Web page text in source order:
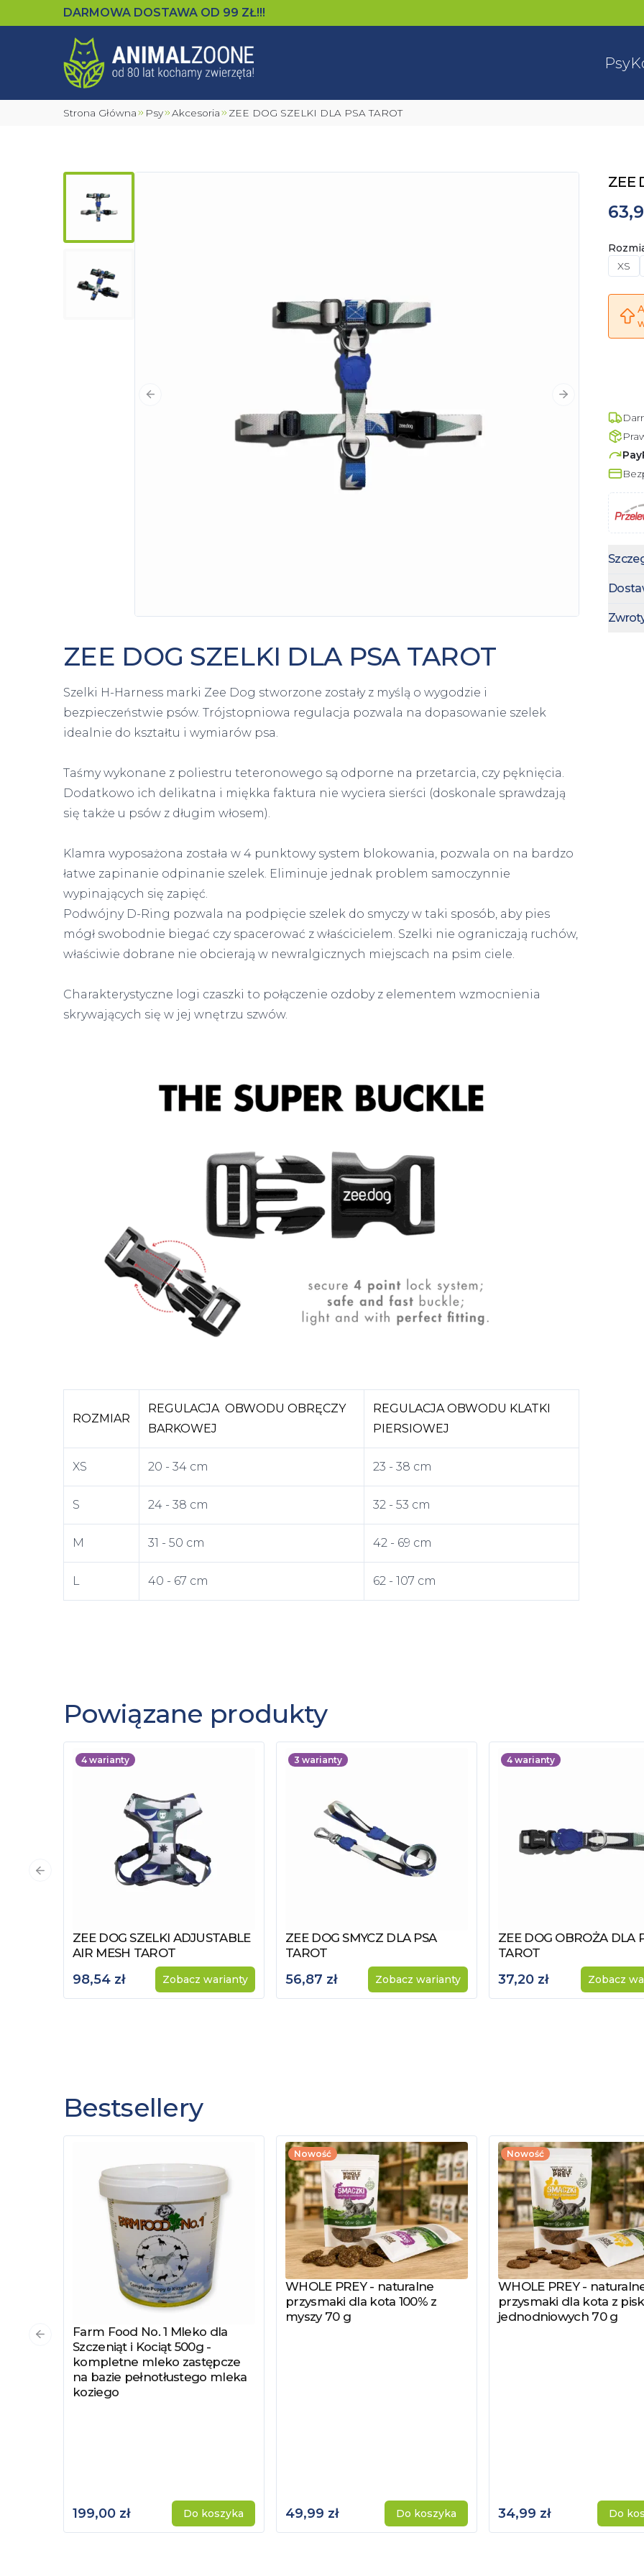
DARMOWA DOSTAWA OD 99 ZŁ!!!
Psy
Strona Główna Psy Akcesoria ZEE DOG SZELKI DLA PSA TAROT
Poprzedni slajd Następny slajd
ZEE
XS
ZEE DOG SZELKI DLA PSA TAROT
Szelki H-Harness marki Zee Dog stworzone zostały z myślą o wygodzie i
bezpieczeństwie psów. Trójstopniowa regulacja pozwala na dopasowanie szelek
idealnie do kształtu i wymiarów psa.
Taśmy wykonane z poliestru teteronowego są odporne na przetarcia, czy pęknięcia.
Dodatkowo ich delikatna i miękka faktura nie wyciera sierści (doskonale sprawdzają
się także u psów z długim włosem).
Klamra wyposażona została w 4 punktowy system blokowania, pozwala on na bardzo
łatwe zapinanie odpinanie szelek. Eliminuje jednak problem samoczynnie
wypinających się zapięć.
Podwójny D-Ring pozwala na podpięcie szelek do smyczy w taki sposób, aby pies
mógł swobodnie biegać czy spacerować z właścicielem. Szelki nie ograniczają ruchów,
właściwie dobrane nie obcierają w newralgicznych miejscach na psim ciele.
Charakterystyczne logi czaszki to połączenie ozdoby z elementem wzmocnienia
skrywających się w jej wnętrzu szwów.
ROZMIAR
REGULACJA OBWODU OBRĘCZY
BARKOWEJ
REGULACJA OBWODU KLATKI
PIERSIOWEJ
XS 20 - 34 cm 23 - 38 cm
S 24 - 38 cm 32 - 53 cm
M 31 - 50 cm 42 - 69 cm
L 40 - 67 cm 62 - 107 cm
Powiązane produkty
4 warianty
Zobacz produkt
ZEE DOG SZELKI ADJUSTABLE
AIR MESH TAROT
98,54 zł Zobacz warianty
3 warianty
Zobacz produkt
ZEE DOG SMYCZ DLA PSA
TAROT
56,87 zł Zobacz warianty
4 warianty
Zobacz produkt
ZEE DOG OBROŻA DLA
TAROT
37,20 zł Zobacz
Poprzedni slajd
Bestsellery
Zobacz produkt
Farm Food No. 1 Mleko dla
Szczeniąt i Kociąt 500g -
kompletne mleko zastępcze
na bazie pełnotłustego mleka
koziego
199,00 zł Do koszyka
Nowość
Zobacz produkt
WHOLE PREY - naturalne
przysmaki dla kota 100% z
myszy 70 g
49,99 zł Do koszyka
Nowość
Zobacz produkt
WHOLE PREY -
przysmaki dla kota z
jednodniowych 70 g
34,99 zł Do
Poprzedni slajd